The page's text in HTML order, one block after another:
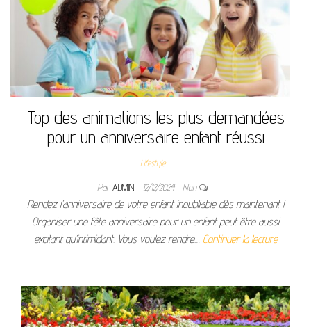
Top des animations les plus demandées
pour un anniversaire enfant réussi
Lifestyle
ParADMIN 12/12/2024 Non
Rendez l’anniversaire de votre enfant inoubliable dès maintenant !
Organiser une fête anniversaire pour un enfant peut être aussi
excitant qu’intimidant. Vous voulez rendre… Continuer la lecture